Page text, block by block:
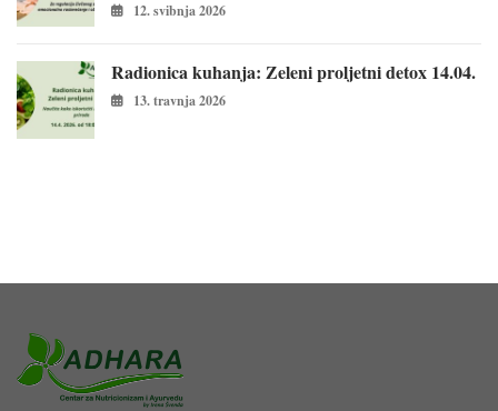
12. svibnja 2026
Radionica kuhanja: Zeleni proljetni detox 14.04.
13. travnja 2026